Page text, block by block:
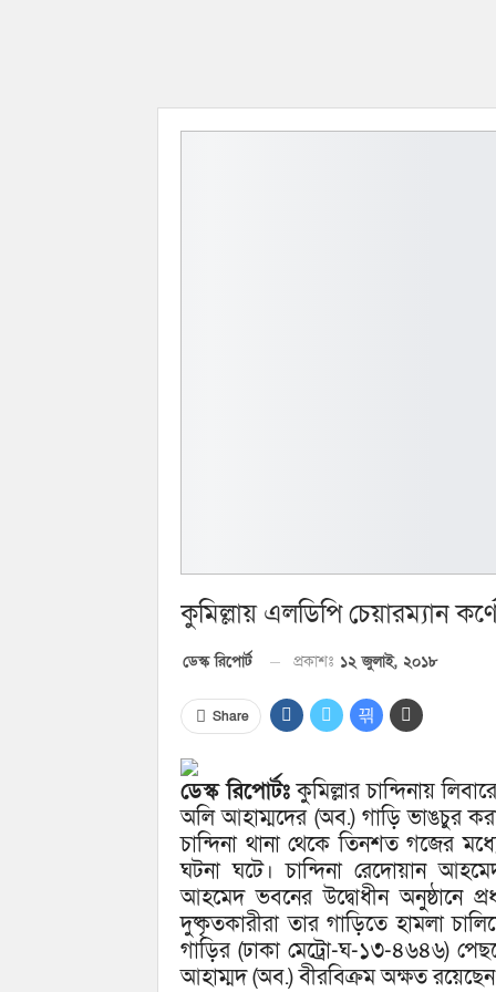
কুমিল্লায় এলডিপি চেয়ারম্যান
ডেস্ক রিপোর্ট প্রকাশঃ ১২ জুলাই, ২০১৮
Share
ডেস্ক রিপোর্টঃকুমিল্লার চান্দিনায়
অলি আহাম্মদের (অব.) গাড়ি ভাঙচুর
চান্দিনা থানা থেকে তিনশত গজের
ঘটনা ঘটে। চান্দিনা রেদোয়ান
আহমেদ ভবনের উদ্বোধীন অনুষ্ঠানে
দুষ্কৃতকারীরা তার গাড়িতে হামলা
গাড়ির (ঢাকা মেট্রো-ঘ-১৩-৪৬৪৬)
আহাম্মদ (অব.) বীরবিক্রম অক্ষত